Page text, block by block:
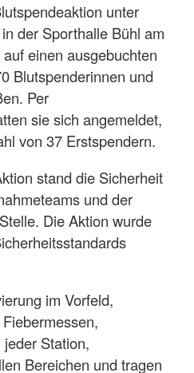
unter
der Sporthalle Bühl am
einen ausgebuchten
Blutspenderinnen und
Per
sie sich angemeldet,
von 37 Erstspendern.
stand die Sicherheit
und der
Die Aktion wurde
im Vorfeld,
Station,
Bereichen und tragen